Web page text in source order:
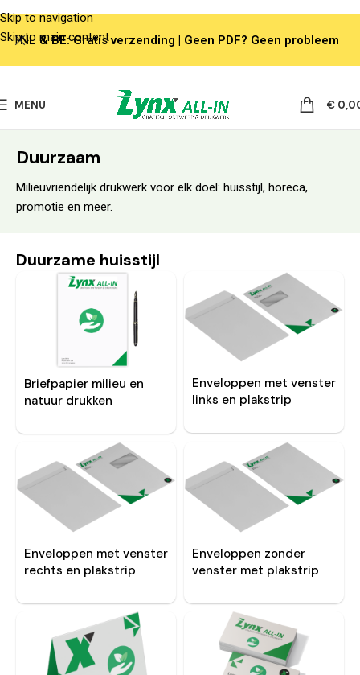
Skip to navigation
Skip to main content
MENU €
Duurzaam
Milieuvriendelijk drukwerk voor elk doel: huisstijl, horeca,
promotie en meer.
Duurzame huisstijl
Briefpapier milieu en
natuur drukken
Enveloppen met venster
links en plakstrip
Enveloppen met venster
rechts en plakstrip
Enveloppen zonder
venster met plakstrip
NL & BE: Gratis verzending | Geen PDF? Geen probleem